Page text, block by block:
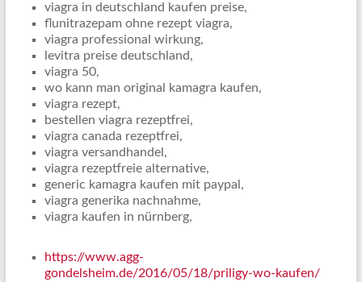
viagra in deutschland kaufen preise,
flunitrazepam ohne rezept viagra,
viagra professional wirkung,
levitra preise deutschland,
viagra 50,
wo kann man original kamagra kaufen,
viagra rezept,
bestellen viagra rezeptfrei,
viagra canada rezeptfrei,
viagra versandhandel,
viagra rezeptfreie alternative,
generic kamagra kaufen mit paypal,
viagra generika nachnahme,
viagra kaufen in nürnberg,
https://www.agg-
gondelsheim.de/2016/05/18/priligy-wo-kaufen/